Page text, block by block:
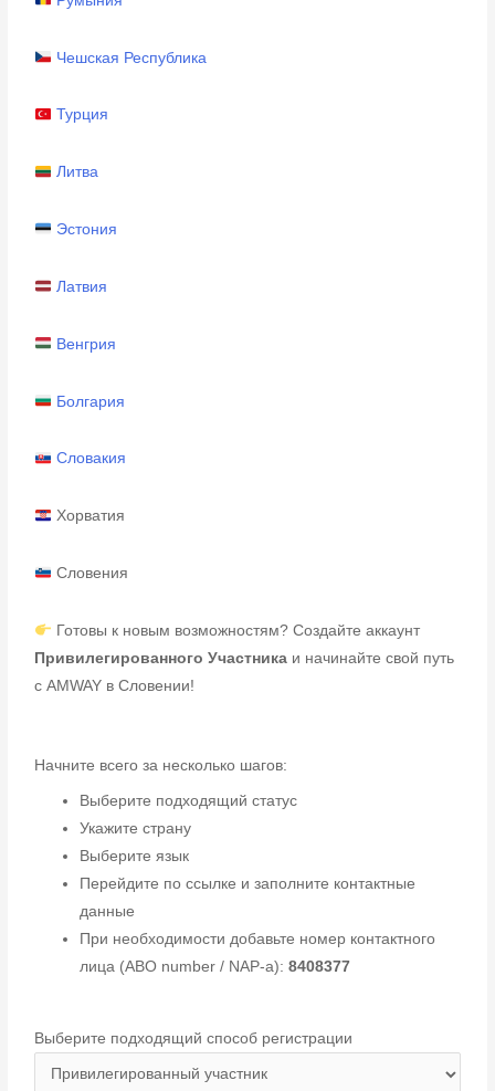
Чешская Республика
Турция
Литва
Эстония
Латвия
Венгрия
Болгария
Словакия
Хорватия
Словения
Готовы к новым возможностям? Создайте аккаунт
Привилегированного Участника и начинайте свой путь
с AMWAY в Словении!
Начните всего за несколько шагов:
Выберите подходящий статус
Укажите страну
Выберите язык
Перейдите по ссылке и заполните контактные
данные
При необходимости добавьте номер контактного
лица (ABO number / NAP-a):8408377
Выберите подходящий способ регистрации